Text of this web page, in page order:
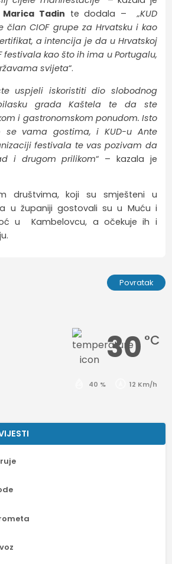
Marica Tadin te dodala –
„KUD
član CIOF grupe za Hrvatsku i kao
a intencija je da u Hrvatskoj
festivala kao što ih ima u Portugalu,
svijeta“.
uspjeli iskoristiti dio slobodnog
grada Kaštela te da ste
i gastronomskom ponudom. Isto
se vama gostima, i KUD-u Ante
festivala te vas pozivam da
i drugom prilikom“ – kazala je
društvima, koji su smješteni u
u županiji gostovali su u Muću i
u Kambelovcu, a očekuje ih i
Povratak
30 °C
40 % 12 Km/h